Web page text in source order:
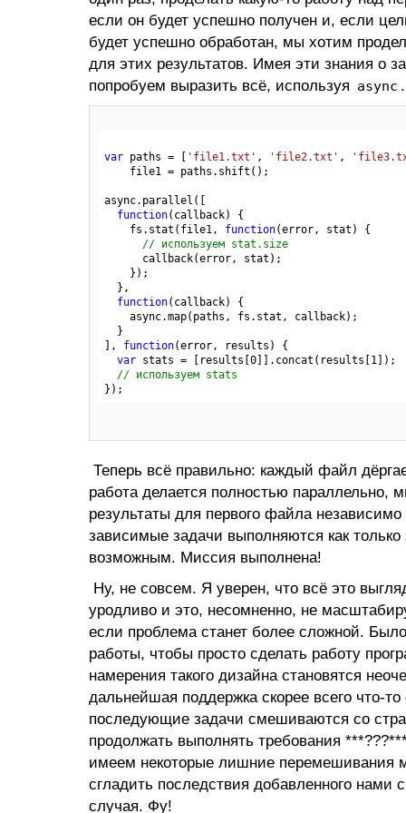
если он будет успешно получен и, если
будет успешно обработан, мы хотим
для этих результатов. Имея эти знания о
попробуем выразить всё, используя async .
var paths = [ 'file1.txt' , 'file2.txt' ,
    file1 = paths.shift();
async.parallel([
function(callback)
{
    fs.stat(file1,
function(error, stat)
{
// используем stat.size
      callback(error, stat);
    });
  },
function(callback)
{
    async.map(paths, fs.stat, callback);
  }
], function(error, results)
{
var stats = [results[ 0 ]].concat(results[ 1 ]);
// используем stats
Теперь всё правильно: каждый файл
работа делается полностью параллельно,
результаты для первого файла
зависимые задачи выполняются как только
возможным. Миссия выполнена!
Ну, не совсем. Я уверен, что всё это
уродливо и это, несомненно, не
если проблема станет более сложной.
работы, чтобы просто сделать работу
намерения такого дизайна становятся
дальнейшая поддержка скорее всего что-то
последующие задачи смешиваются со
продолжать выполнять требования
имеем некоторые лишние перемешивания
сгладить последствия добавленного нами
случая. Фу!